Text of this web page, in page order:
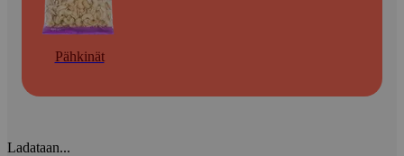
Pähkinät
Ladataan...